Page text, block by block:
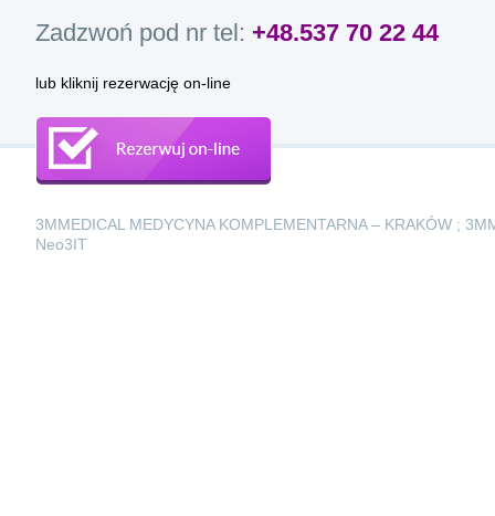
(bez nakłuwania i nacinania,
Zadzwoń pod nr tel: +48.537 70 22 44
lub kliknij rezerwację on-line
3MMEDICAL MEDYCYNA KOMPLEMENTARNA – KRAKÓW ;
Neo3IT